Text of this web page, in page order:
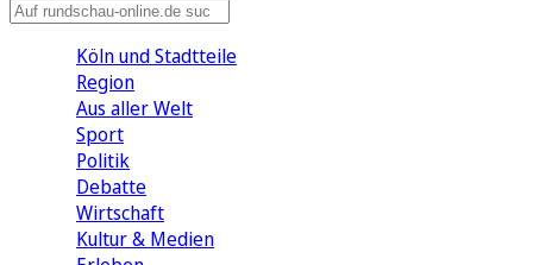
Köln und Stadtteile
Region
Aus aller Welt
Sport
Politik
Debatte
Wirtschaft
Kultur & Medien